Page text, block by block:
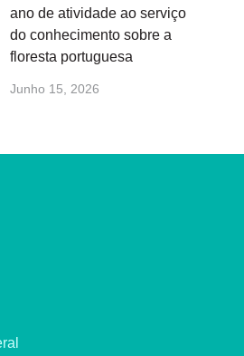
ano de atividade ao serviço
do conhecimento sobre a
floresta portuguesa
Junho 15, 2026